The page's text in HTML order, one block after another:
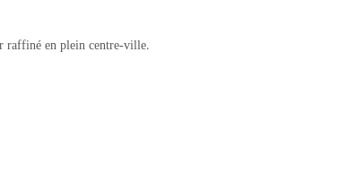
raffiné en plein centre-ville.